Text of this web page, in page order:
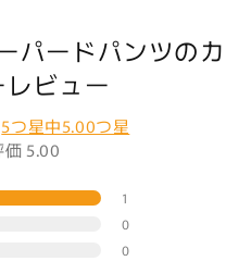
パードパンツのカ
ビュー
5つ星中5.00つ星
価 5.00
1
0
0